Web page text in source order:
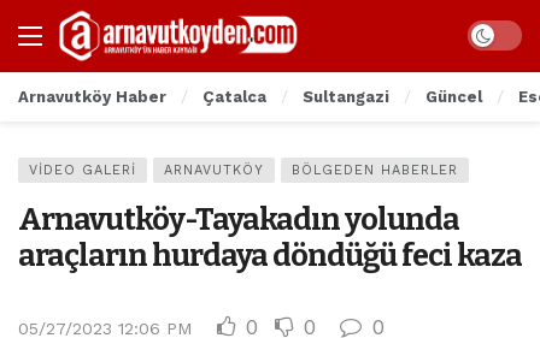
Arnavutköy Haber Çatalca Sultangazi Güncel
VIDEO GALERI ARNAVUTKÖY BÖLGEDEN HABERLER
Arnavutköy-Tayakadın yolunda
araçların hurdaya döndüğü feci kaza
05/27/2023 12:06 PM 0 0 0